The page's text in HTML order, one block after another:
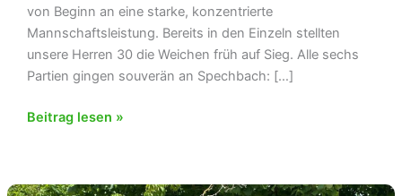
von Beginn an eine starke, konzentrierte
Mannschaftsleistung. Bereits in den Einzeln stellten
unsere Herren 30 die Weichen früh auf Sieg. Alle sechs
Partien gingen souverän an Spechbach: […]
Herren
mit
Beitrag lesen »